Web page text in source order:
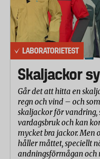
LABORATORIETEST
Skaljackor
Går det att hitta en
regn och vind – och
skaljackor för
vardagsbruk och kan
mycket bra jackor. Men
håller måttet, speciellt
andningsförmågan och